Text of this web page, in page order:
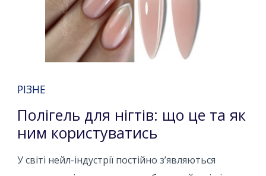
РІЗНЕ
Полігель для нігтів: що це та як
ним користуватись
У світі нейл-індустрії постійно з’являються